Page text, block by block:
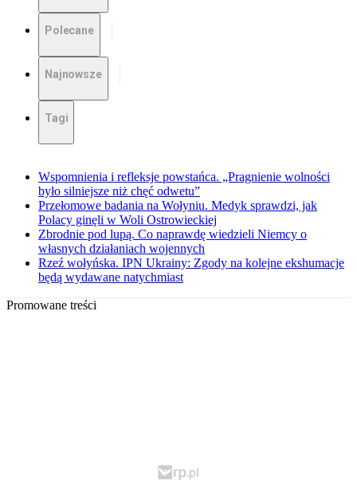
Polecane
Najnowsze
Tagi
Wspomnienia i refleksje powstańca. „Pragnienie wolności
było silniejsze niż chęć odwetu”
Przełomowe badania na Wołyniu. Medyk sprawdzi, jak
Polacy ginęli w Woli Ostrowieckiej
Zbrodnie pod lupą. Co naprawdę wiedzieli Niemcy o
własnych działaniach wojennych
Rzeź wołyńska. IPN Ukrainy: Zgody na kolejne ekshumacje
będą wydawane natychmiast
Promowane treści